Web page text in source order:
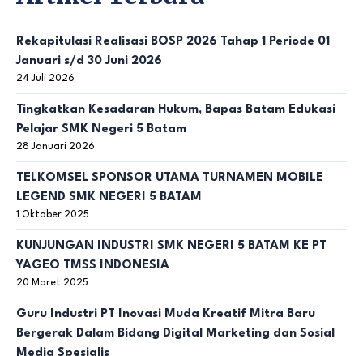
Rekapitulasi Realisasi BOSP 2026 Tahap 1 Periode 01
Januari s/d 30 Juni 2026
24 Juli 2026
Tingkatkan Kesadaran Hukum, Bapas Batam Edukasi
Pelajar SMK Negeri 5 Batam
28 Januari 2026
TELKOMSEL SPONSOR UTAMA TURNAMEN MOBILE
LEGEND SMK NEGERI 5 BATAM
1 Oktober 2025
KUNJUNGAN INDUSTRI SMK NEGERI 5 BATAM KE PT
YAGEO TMSS INDONESIA
20 Maret 2025
Guru Industri PT Inovasi Muda Kreatif Mitra Baru
Bergerak Dalam Bidang Digital Marketing dan Sosial
Media Spesialis